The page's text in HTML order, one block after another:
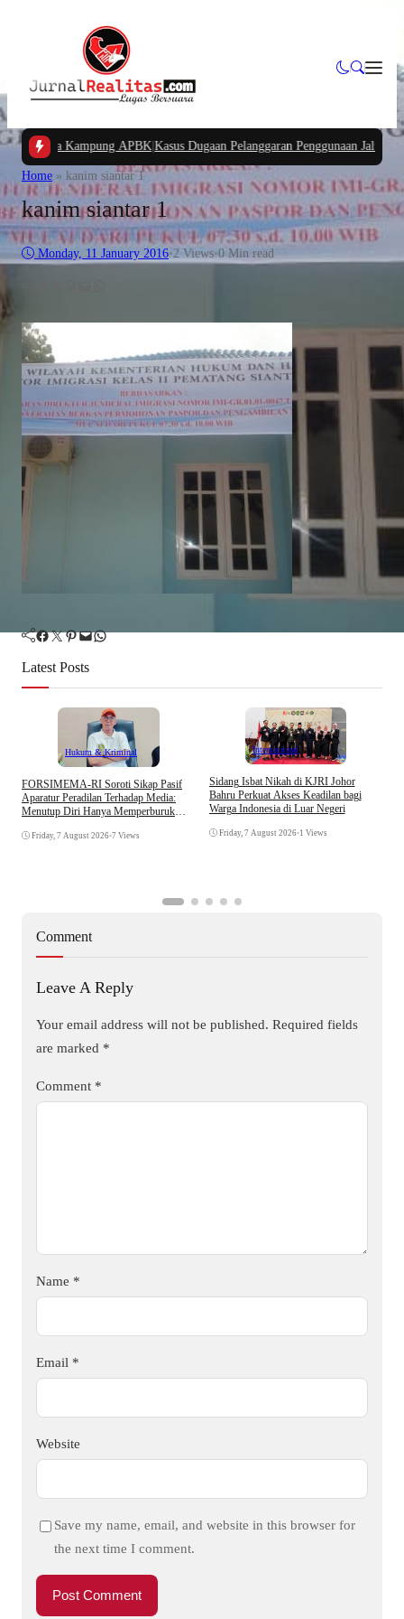
Dana Kampung APBK|Kasus Dugaan Pelanggaran Penggunaan Jalur Utilitas
Home » kanim siantar 1
kanim siantar 1
Monday, 11 January 2016•2 Views•0 Min read
Facebook Twitter Pinterest Mail WhatsApp
Latest Posts
Hukum & Kriminal
​FORSIMEMA-RI Soroti Sikap Pasif
Aparatur Peradilan Terhadap Media:
Menutup Diri Hanya Memperburuk
Friday, 7 August 2026•7 Views
Internasional
Sidang Isbat Nikah di KJRI Johor
Bahru Perkuat Akses Keadilan bagi
Warga Indonesia di Luar Negeri
Friday, 7 August 2026•1 Views
Comment
Leave A Reply
Your email address will not be published. Required fields
are marked *
Comment *
Name *
Email *
Website
Save my name, email, and website in this browser for
the next time I comment.